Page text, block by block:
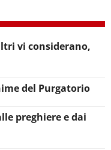
vi considerano,
del Purgatorio
preghiere e dai